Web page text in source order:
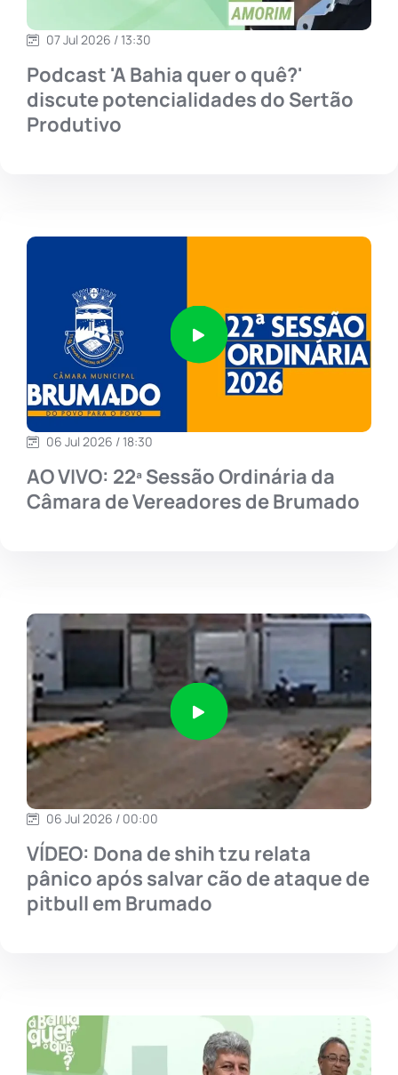
07 Jul 2026 / 13:30
Podcast 'A Bahia quer o quê?'
discute potencialidades do Sertão
Produtivo
06 Jul 2026 / 18:30
AO VIVO: 22ª Sessão Ordinária da
Câmara de Vereadores de Brumado
06 Jul 2026 / 00:00
VÍDEO: Dona de shih tzu relata
pânico após salvar cão de ataque de
pitbull em Brumado